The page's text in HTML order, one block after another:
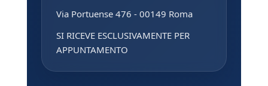
Via Portuense 476 - 00149 Roma
SI RICEVE ESCLUSIVAMENTE PER
APPUNTAMENTO